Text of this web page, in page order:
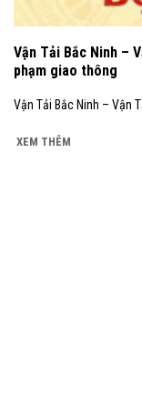
Vận Tải Bắc Ninh –
phạm giao thông
Vận Tải Bắc Ninh – Vận
XEM THÊM